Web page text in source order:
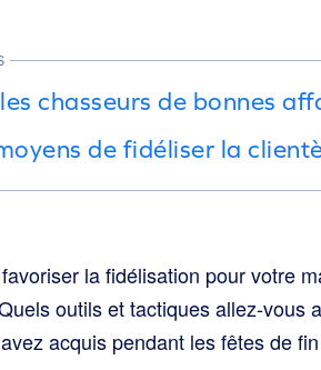
chasseurs de bonnes
de fidéliser la
la fidélisation pour votre
outils et tactiques allez-vous
acquis pendant les fêtes de fin